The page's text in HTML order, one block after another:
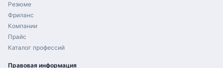
Резюме
Фриланс
Компании
Прайс
Каталог профессий
Правовая информация